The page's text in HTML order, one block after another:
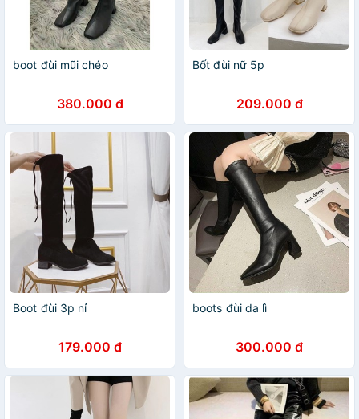
boot đùi mũi chéo
380.000 đ
Bốt đùi nữ 5p
209.000 đ
Boot đùi 3p nỉ
179.000 đ
boots đùi da lì
300.000 đ